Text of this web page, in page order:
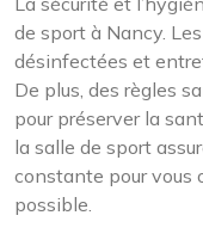
de sport à Nancy.
désinfectées et
De plus, des règles
pour préserver la
la salle de sport
constante pour vous
possible.